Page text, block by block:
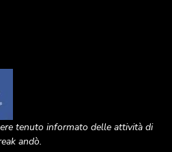
tenuto informato delle attività di
andò.